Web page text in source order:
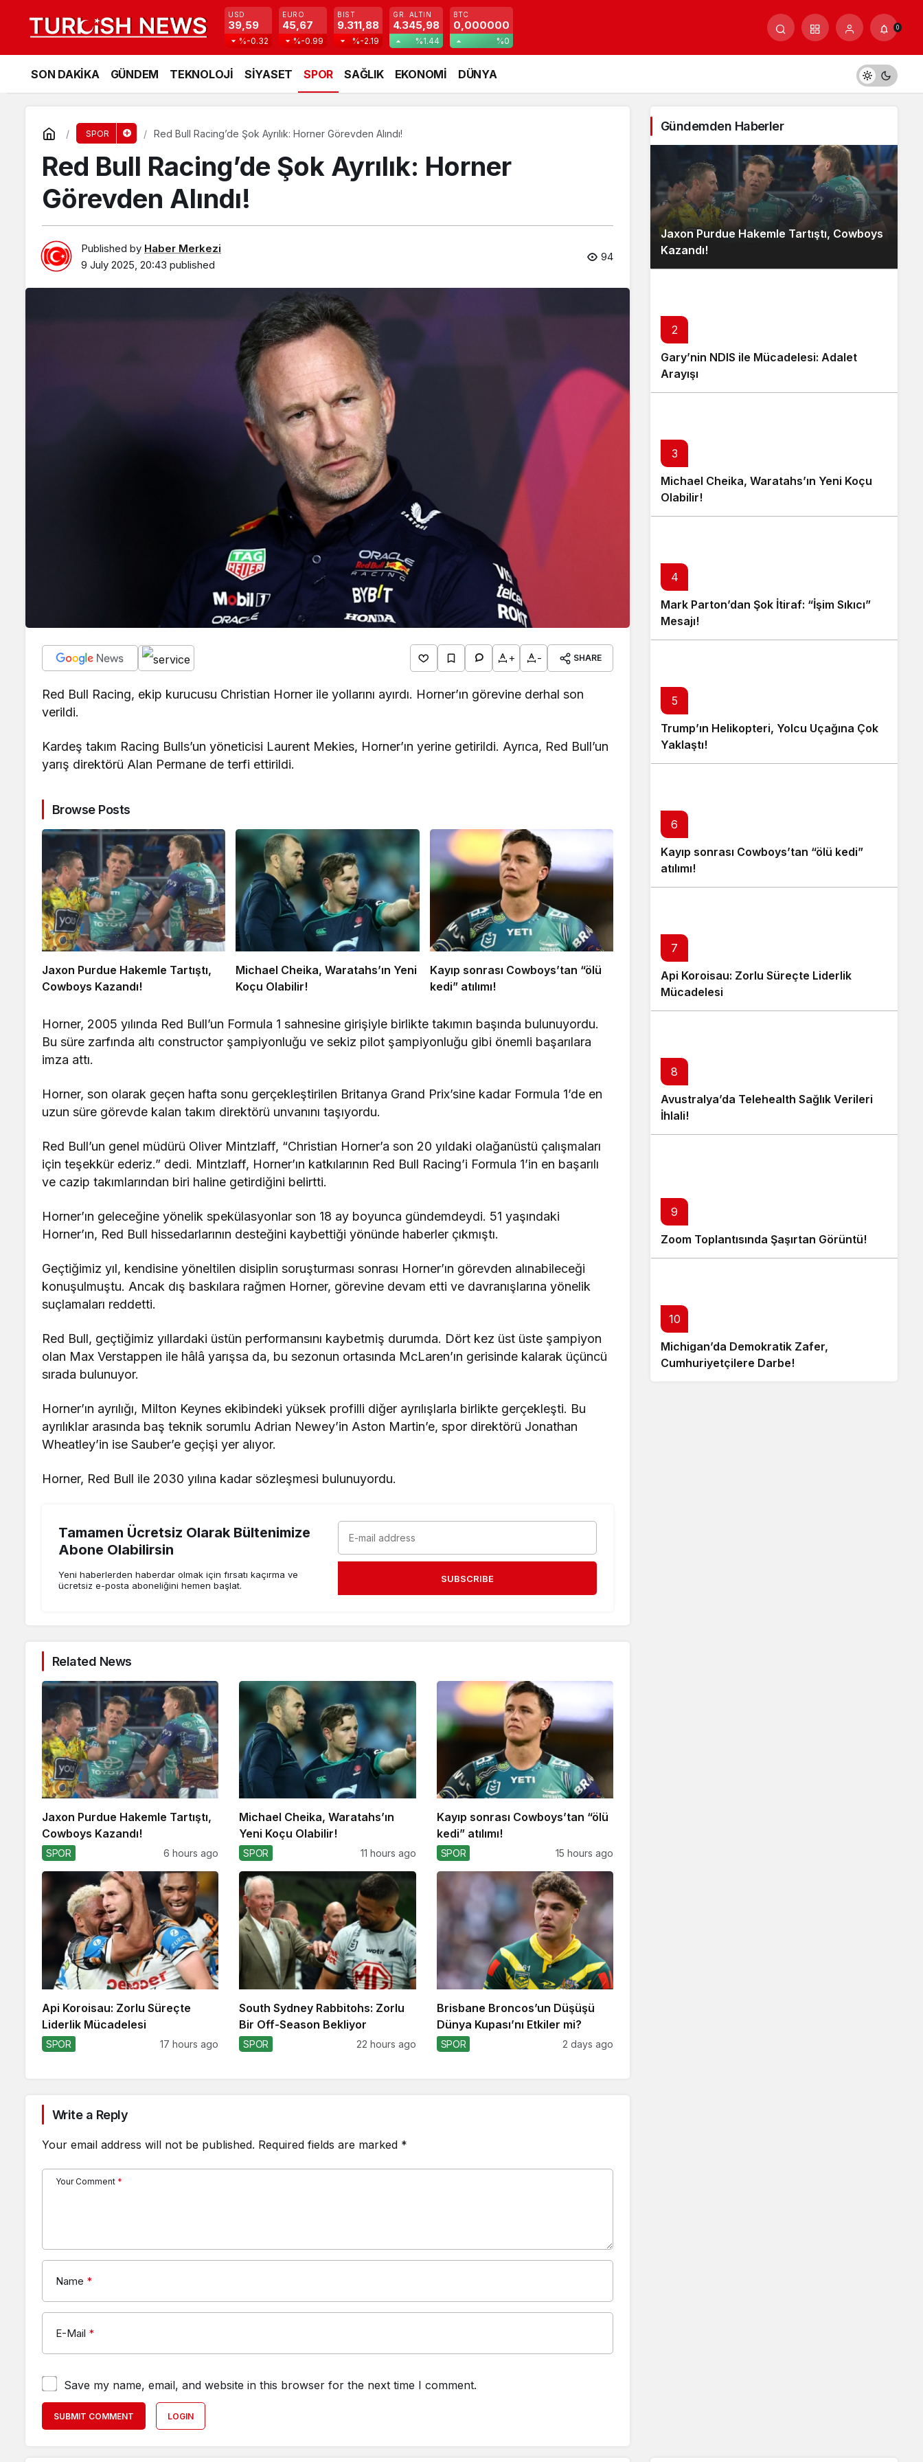
USD
39,59
%-0.32
EURO
45,67
%-0.99
BIST
9.311,88
%-2.19
GR. ALTIN
4.345,98
%1.44
BTC
0,000000
%0
0
SON DAKİKA GÜNDEM TEKNOLOJİ SİYASET SPOR SAĞLIK EKONOMİ DÜNYA
SPOR Red Bull Racing’de Şok Ayrılık: Horner Görevden Alındı!
Red Bull Racing’de Şok Ayrılık: Horner
Görevden Alındı!
Published by Haber Merkezi
9 July 2025, 20:43 published
94
+ - SHARE
Red Bull Racing, ekip kurucusu Christian Horner ile yollarını ayırdı. Horner’ın görevine derhal son
verildi.
Kardeş takım Racing Bulls’un yöneticisi Laurent Mekies, Horner’ın yerine getirildi. Ayrıca, Red Bull’un
yarış direktörü Alan Permane de terfi ettirildi.
Browse Posts
Jaxon Purdue Hakemle Tartıştı,
Cowboys Kazandı!
Michael Cheika, Waratahs’ın Yeni
Koçu Olabilir!
Kayıp sonrası Cowboys’tan “ölü
kedi” atılımı!
Horner, 2005 yılında Red Bull’un Formula 1 sahnesine girişiyle birlikte takımın başında bulunuyordu.
Bu süre zarfında altı constructor şampiyonluğu ve sekiz pilot şampiyonluğu gibi önemli başarılara
imza attı.
Horner, son olarak geçen hafta sonu gerçekleştirilen Britanya Grand Prix’sine kadar Formula 1’de en
uzun süre görevde kalan takım direktörü unvanını taşıyordu.
Red Bull’un genel müdürü Oliver Mintzlaff, “Christian Horner’a son 20 yıldaki olağanüstü çalışmaları
için teşekkür ederiz.” dedi. Mintzlaff, Horner’ın katkılarının Red Bull Racing’i Formula 1’in en başarılı
ve cazip takımlarından biri haline getirdiğini belirtti.
Horner’ın geleceğine yönelik spekülasyonlar son 18 ay boyunca gündemdeydi. 51 yaşındaki
Horner’ın, Red Bull hissedarlarının desteğini kaybettiği yönünde haberler çıkmıştı.
Geçtiğimiz yıl, kendisine yöneltilen disiplin soruşturması sonrası Horner’ın görevden alınabileceği
konuşulmuştu. Ancak dış baskılara rağmen Horner, görevine devam etti ve davranışlarına yönelik
suçlamaları reddetti.
Red Bull, geçtiğimiz yıllardaki üstün performansını kaybetmiş durumda. Dört kez üst üste şampiyon
olan Max Verstappen ile hâlâ yarışsa da, bu sezonun ortasında McLaren’ın gerisinde kalarak üçüncü
sırada bulunuyor.
Horner’ın ayrılığı, Milton Keynes ekibindeki yüksek profilli diğer ayrılışlarla birlikte gerçekleşti. Bu
ayrılıklar arasında baş teknik sorumlu Adrian Newey’in Aston Martin’e, spor direktörü Jonathan
Wheatley’in ise Sauber’e geçişi yer alıyor.
Horner, Red Bull ile 2030 yılına kadar sözleşmesi bulunuyordu.
Tamamen Ücretsiz Olarak Bültenimize
Abone Olabilirsin
Yeni haberlerden haberdar olmak için fırsatı kaçırma ve
ücretsiz e-posta aboneliğini hemen başlat.
SUBSCRIBE
Related News
Jaxon Purdue Hakemle Tartıştı,
Cowboys Kazandı!
SPOR 6 hours ago
Michael Cheika, Waratahs’ın
Yeni Koçu Olabilir!
SPOR 11 hours ago
Kayıp sonrası Cowboys’tan “ölü
kedi” atılımı!
SPOR 15 hours ago
Api Koroisau: Zorlu Süreçte
Liderlik Mücadelesi
SPOR 17 hours ago
South Sydney Rabbitohs: Zorlu
Bir Off-Season Bekliyor
SPOR 22 hours ago
Brisbane Broncos’un Düşüşü
Dünya Kupası’nı Etkiler mi?
SPOR 2 days ago
Write a Reply
Your email address will not be published. Required fields are marked *
Your Comment *
Name *
E-Mail *
Save my name, email, and website in this browser for the next time I comment.
SUBMIT COMMENT LOGIN
Gündemden Haberler
Jaxon Purdue Hakemle Tartıştı, Cowboys
Kazandı!
2
Gary’nin NDIS ile Mücadelesi: Adalet
Arayışı
3
Michael Cheika, Waratahs’ın Yeni Koçu
Olabilir!
4
Mark Parton’dan Şok İtiraf: “İşim Sıkıcı”
Mesajı!
5
Trump’ın Helikopteri, Yolcu Uçağına Çok
Yaklaştı!
6
Kayıp sonrası Cowboys’tan “ölü kedi”
atılımı!
7
Api Koroisau: Zorlu Süreçte Liderlik
Mücadelesi
8
Avustralya’da Telehealth Sağlık Verileri
İhlali!
9
Zoom Toplantısında Şaşırtan Görüntü!
10
Michigan’da Demokratik Zafer,
Cumhuriyetçilere Darbe!